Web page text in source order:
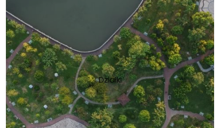
Działki